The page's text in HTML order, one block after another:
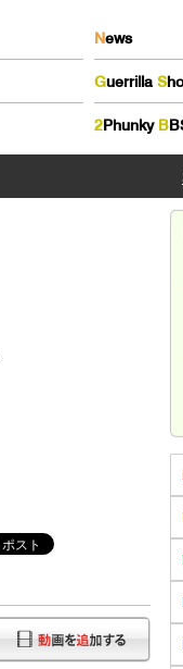
News
Guerrilla S
2Phunky B